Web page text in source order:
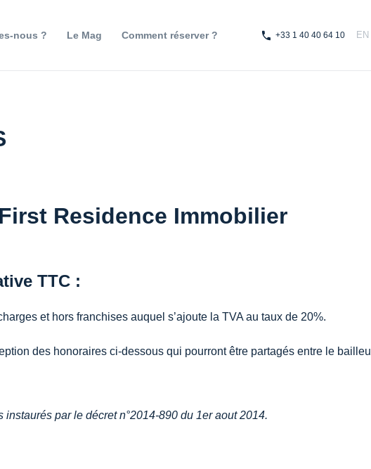
nous ? Le Mag Comment réserver ? +33 1 40 40 64 10 EN
Residence Immobilier
TTC :
et hors franchises auquel s’ajoute la TVA au taux de 20%.
des honoraires ci-dessous qui pourront être partagés entre le
par le décret n°2014-890 du 1er aout 2014.